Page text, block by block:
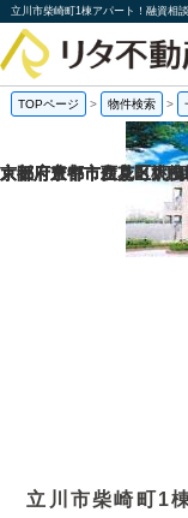
TOPページ > 物件検索 >
立川市柴崎町1
京都府京都市伏見区桃
京都府京都市西京区大
京都府京都市左京区下
大阪府豊中市立花町1丁